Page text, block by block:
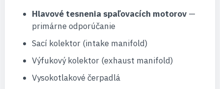
Hlavové tesnenia spaľovacích motorov —
primárne odporúčanie
Sací kolektor (intake manifold)
Výfukový kolektor (exhaust manifold)
Vysokotlakové čerpadlá